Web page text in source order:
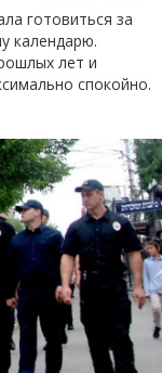
готовиться за
календарю.
лет и
спокойно.